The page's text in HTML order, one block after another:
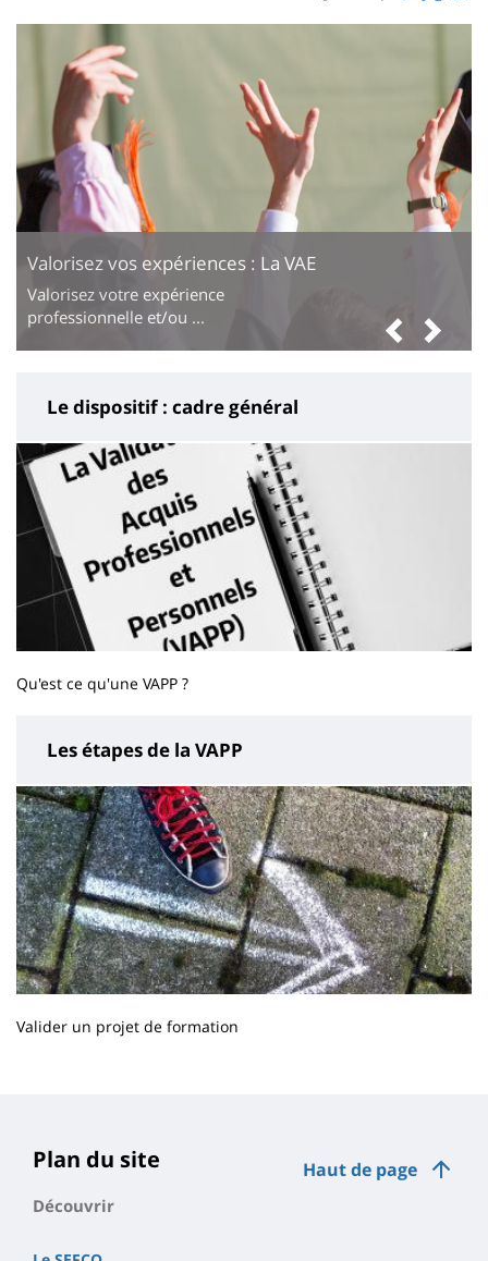
Valorisez vos expériences : La VAE
Valorisez votre expérience
professionnelle et/ou ...
Le dispositif : cadre général
Qu'est ce qu'une VAPP ?
Les étapes de la VAPP
Valider un projet de formation
page
principale
Haut de page
Plan du site
Découvrir